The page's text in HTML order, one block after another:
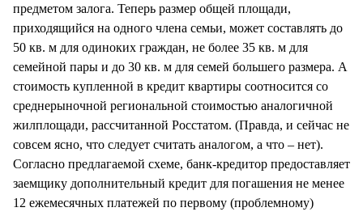
предметом залога. Теперь размер общей площади,
приходящийся на одного члена семьи, может составлять до
50 кв. м для одиноких граждан, не более 35 кв. м для
семейной пары и до 30 кв. м для семей большего размера. А
стоимость купленной в кредит квартиры соотносится со
среднерыночной региональной стоимостью аналогичной
жилплощади, рассчитанной Росстатом. (Правда, и сейчас не
совсем ясно, что следует считать аналогом, а что – нет).
Согласно предлагаемой схеме, банк-кредитор предоставляет
заемщику дополнительный кредит для погашения не менее
12 ежемесячных платежей по первому (проблемному)